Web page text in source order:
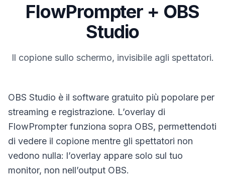
FlowPrompter + OBS
Studio
Il copione sullo schermo, invisibile agli spettatori.
OBS Studio è il software gratuito più popolare per
streaming e registrazione. L’overlay di
FlowPrompter funziona sopra OBS, permettendoti
di vedere il copione mentre gli spettatori non
vedono nulla: l’overlay appare solo sul tuo
monitor, non nell’output OBS.